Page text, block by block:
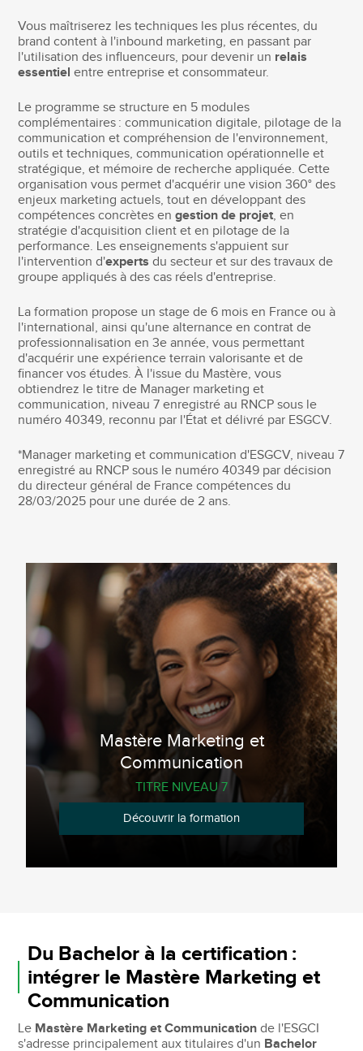
Vous maîtriserez les techniques les plus récentes, du
brand content à l'inbound marketing, en passant par
l'utilisation des influenceurs, pour devenir un relais
essentiel entre entreprise et consommateur.
Le programme se structure en 5 modules
complémentaires : communication digitale, pilotage de la
communication et compréhension de l'environnement,
outils et techniques, communication opérationnelle et
stratégique, et mémoire de recherche appliquée. Cette
organisation vous permet d'acquérir une vision 360° des
enjeux marketing actuels, tout en développant des
compétences concrètes engestion de projet, en
stratégie d'acquisition client et en pilotage de la
performance. Les enseignements s'appuient sur
l'intervention d'experts du secteur et sur des travaux de
groupe appliqués à des cas réels d'entreprise.
La formation propose un stage de 6 mois en France ou à
l'international, ainsi qu'une alternance en contrat de
professionnalisation en 3e année, vous permettant
d'acquérir une expérience terrain valorisante et de
financer vos études. À l'issue du Mastère, vous
obtiendrez le titre de Manager marketing et
communication, niveau 7 enregistré au RNCP sous le
numéro 40349, reconnu par l'État et délivré par ESGCV.
*Manager marketing et communication d'ESGCV, niveau 7
enregistré au RNCP sous le numéro 40349 par décision
du directeur général de France compétences du
28/03/2025 pour une durée de 2 ans.
Mastère Marketing et
Communication
TITRE NIVEAU 7
Découvrir la formation
Du Bachelor à la certification :
intégrer le Mastère Marketing et
Communication
Le Mastère Marketing et Communication de l'ESGCI
s'adresse principalement aux titulaires d'un Bachelor